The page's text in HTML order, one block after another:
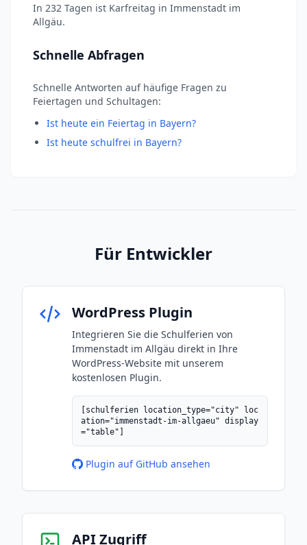
In 232 Tagen ist Karfreitag in Immenstadt im
Allgäu.
Schnelle Abfragen
Schnelle Antworten auf häufige Fragen zu
Feiertagen und Schultagen:
Ist heute ein Feiertag in Bayern?
Ist heute schulfrei in Bayern?
Für Entwickler
WordPress Plugin
Integrieren Sie die Schulferien von
Immenstadt im Allgäu direkt in Ihre
WordPress-Website mit unserem
kostenlosen Plugin.
[schulferien location_type="city" loc
ation="immenstadt-im-allgaeu" display
="table"]
Plugin auf GitHub ansehen
API Zugriff